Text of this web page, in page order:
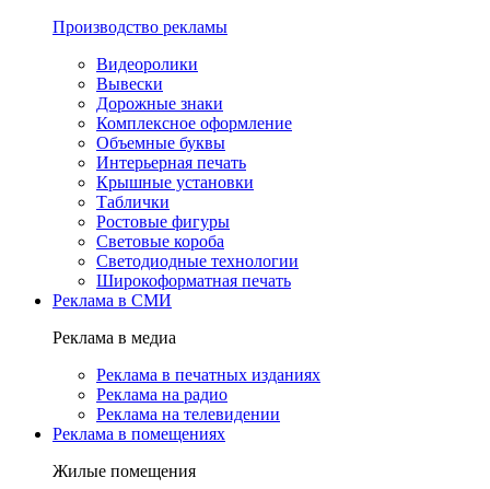
Производство рекламы
Видеоролики
Вывески
Дорожные знаки
Комплексное оформление
Объемные буквы
Интерьерная печать
Крышные установки
Таблички
Ростовые фигуры
Световые короба
Светодиодные технологии
Широкоформатная печать
Реклама в СМИ
Реклама в медиа
Реклама в печатных изданиях
Реклама на радио
Реклама на телевидении
Реклама в помещениях
Жилые помещения